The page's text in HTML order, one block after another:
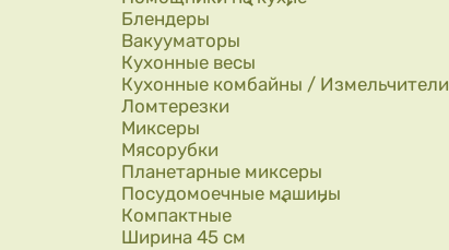
Блендеры
Вакууматоры
Кухонные весы
Кухонные комбайны / Измельчители
Ломтерезки
Миксеры
Мясорубки
Планетарные миксеры
Посудомоечные машины
Компактные
Ширина 45 см